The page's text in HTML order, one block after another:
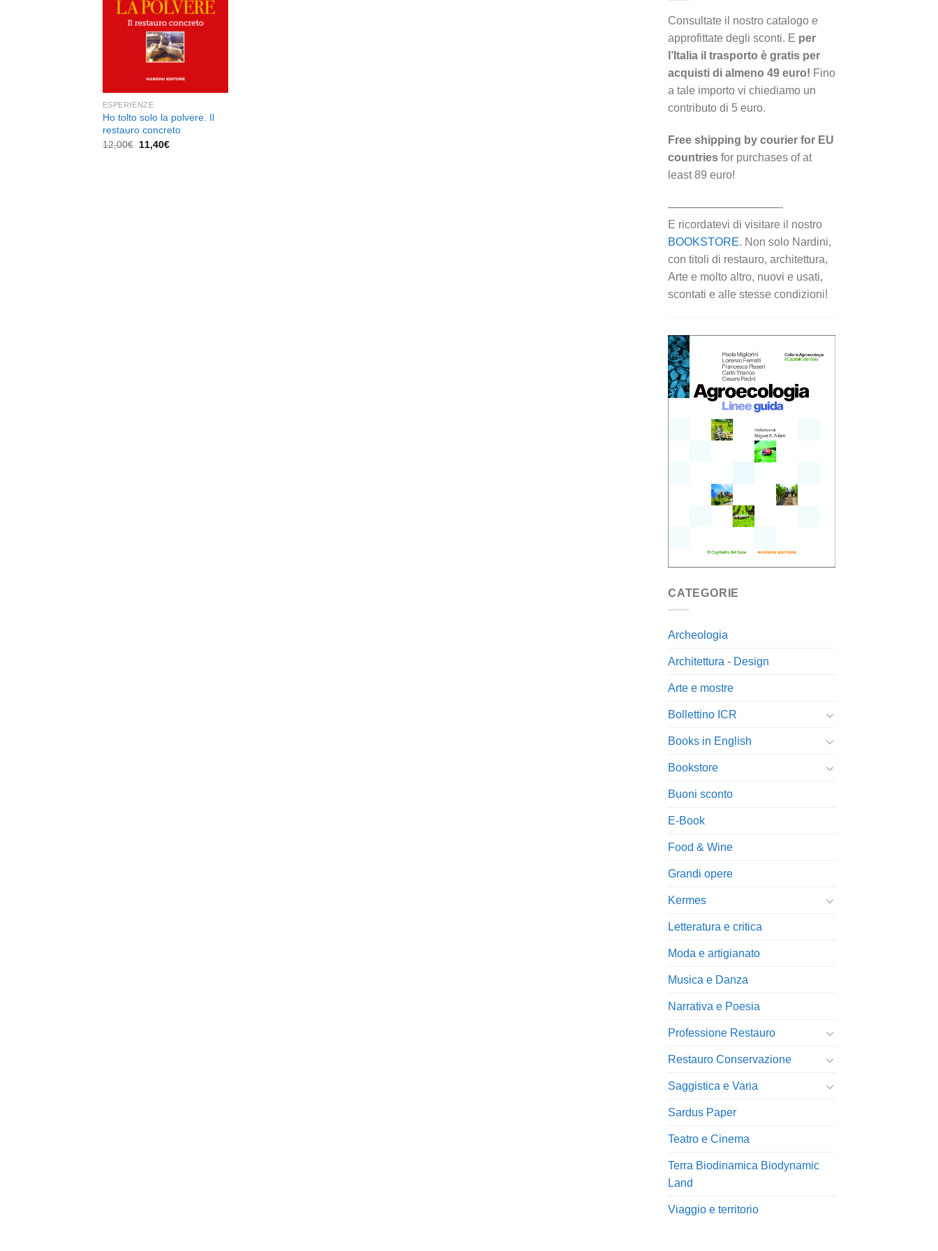
dei
desideri
ESPERIENZE
Ho tolto solo la polvere. Il
restauro concreto
12,00€ Il
11,40€Il
Consultate il nostro catalogo e
approfittate degli sconti. E per
l’Italia il trasporto è gratis per
acquisti di almeno 49 euro! Fino
a tale importo vi chiediamo un
contributo di 5 euro.
Free shipping by courier for EU
countries for purchases of at
least 89 euro!
——————————-
E ricordatevi di visitare il nostro
BOOKSTORE. Non solo Nardini,
con titoli di restauro, architettura,
Arte e molto altro, nuovi e usati,
scontati e alle stesse condizioni!
CATEGORIE
Archeologia
Architettura - Design
Arte e mostre
Bollettino ICR
Books in English
Bookstore
Buoni sconto
E-Book
Food & Wine
Grandi opere
Kermes
Letteratura e critica
Moda e artigianato
Musica e Danza
Narrativa e Poesia
Professione Restauro
Restauro Conservazione
Saggistica e Varia
Sardus Paper
Teatro e Cinema
Terra Biodinamica Biodynamic
Land
Viaggio e territorio